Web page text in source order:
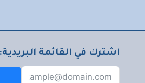
اشترك في القائمة البريدية: